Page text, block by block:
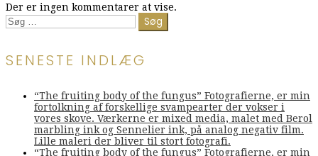
Der er ingen kommentarer at vise.
Søg
efter:
SENESTE INDLÆG
“The fruiting body of the fungus” Fotografierne, er min
fortolkning af forskellige svampearter der vokser i
vores skove. Værkerne er mixed media, malet med Berol
marbling ink og Sennelier ink, på analog negativ film.
Lille maleri der bliver til stort fotografi.
“The fruiting body of the fungus” Fotografierne, er min